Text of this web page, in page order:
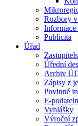
Rozbory
Informace
Publicita
Úřad
Úřední
Archiv
Zápisy z
Povinné
E-
Vyhlášky
Výroční